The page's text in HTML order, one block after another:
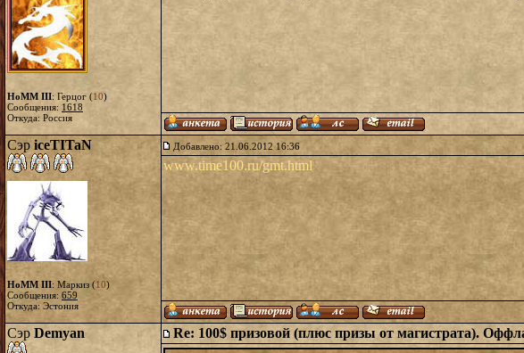
HoMM III: Герцог (10)
Сообщения: 1618
Откуда: Россия
Сэр iceTITaN
HoMM III: Маркиз (10)
Сообщения: 659
Откуда: Эстония
Добавлено: 21.06.2012 16:36
www.time100.ru/gmt.html
Сэр Demyan Re: 100$ призовой (плюс призы от магистрата).